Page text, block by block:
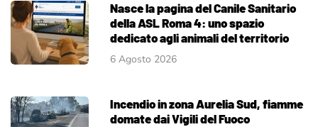
Nasce la pagina del Canile Sanitario
della ASL Roma 4: uno spazio
dedicato agli animali del territorio
6 Agosto 2026
Incendio in zona Aurelia Sud, fiamme
domate dai Vigili del Fuoco